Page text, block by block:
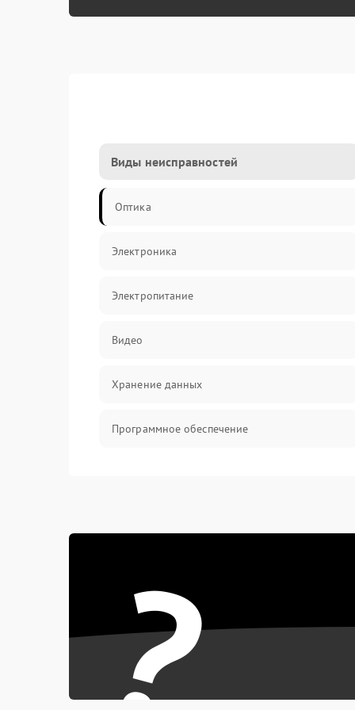
Виды неисправностей
Оптика
Электроника
Электропитание
Видео
Хранение данных
Программное обеспечение
?